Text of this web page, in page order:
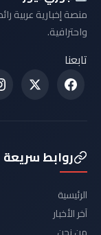
منصة إخبارية عربية
واحترافية.
تابعنا
روابط سريعة
الرئيسية
آخر الأخبار